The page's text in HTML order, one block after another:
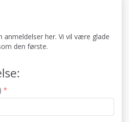
anmeldelser her. Vi vil være glade
den første.